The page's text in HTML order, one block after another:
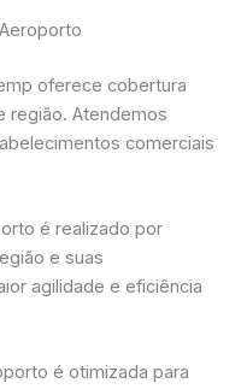
oferece cobertura
região. Atendemos
comerciais
é realizado por
e suas
agilidade e eficiência
é otimizada para